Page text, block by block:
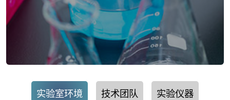
实验室环境 技术团队 实验仪器